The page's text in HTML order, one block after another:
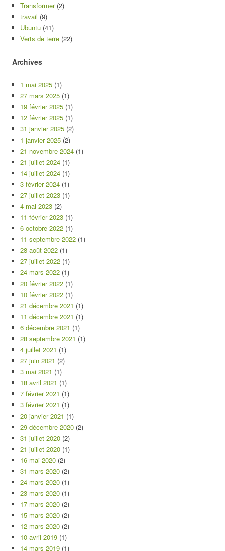
Transformer(2)
travail (9)
Ubuntu (41)
Verts de terre (22)
Archives
1 mai 2025 (1)
27 mars 2025 (1)
19 février 2025 (1)
12 février 2025 (1)
31 janvier 2025 (2)
1 janvier 2025 (2)
21 novembre 2024 (1)
21 juillet 2024 (1)
14 juillet 2024 (1)
3 février 2024 (1)
27 juillet 2023 (1)
4 mai 2023 (2)
11 février 2023 (1)
6 octobre 2022 (1)
11 septembre 2022 (1)
28 août 2022 (1)
27 juillet 2022 (1)
24 mars 2022 (1)
20 février 2022 (1)
10 février 2022 (1)
21 décembre 2021 (1)
11 décembre 2021 (1)
6 décembre 2021 (1)
28 septembre 2021 (1)
4 juillet 2021 (1)
27 juin 2021 (2)
3 mai 2021 (1)
18 avril 2021 (1)
7 février 2021 (1)
3 février 2021 (1)
20 janvier 2021 (1)
29 décembre 2020 (2)
31 juillet 2020 (2)
21 juillet 2020 (1)
16 mai 2020 (2)
31 mars 2020 (2)
24 mars 2020 (1)
23 mars 2020 (1)
17 mars 2020 (2)
15 mars 2020 (2)
12 mars 2020 (2)
10 avril 2019 (1)
14 mars 2019 (1)